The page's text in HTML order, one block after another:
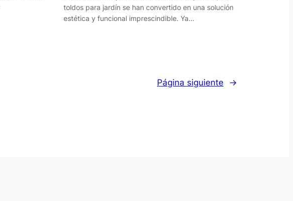
toldos para jardín se han convertido en una solución
estética y funcional imprescindible. Ya…
Página siguiente →